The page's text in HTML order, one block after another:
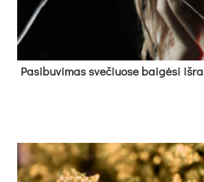
Pa­si­bu­vi­mas sve­čiuo­se bai­gė­si